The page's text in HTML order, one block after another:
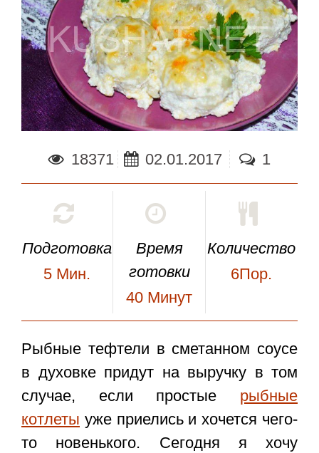
18371 02.01.2017 1
Подготовка
5 Мин.
Время
готовки
40 Минут
Количество
6Пор.
Рыбные тефтели в сметанном соусе
в духовке придут на выручку в том
случае, если простые рыбные
котлеты уже приелись и хочется чего-
то новенького. Сегодня я хочу